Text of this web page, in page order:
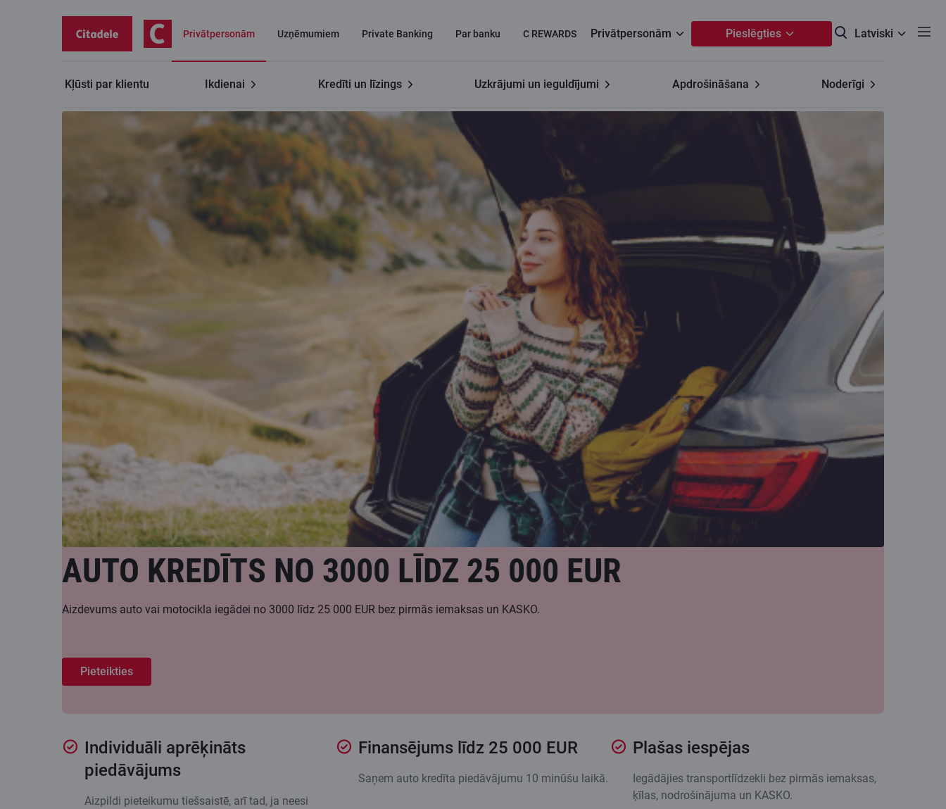
Privātpersonām Uzņēmumiem Private Banking Par banku C REWARDS Privātpersonām Pieslēgties Latviski
Kļūsti par klientu Ikdienai Kredīti un līzings Uzkrājumi un ieguldījumi Apdrošināšana Noderīgi
AUTO KREDĪTS NO 3000 LĪDZ 25 000 EUR
Aizdevums auto vai motocikla iegādei no 3000 līdz 25 000 EUR bez pirmās iemaksas un KASKO.
Pieteikties
Individuāli aprēķināts
piedāvājums
Aizpildi pieteikumu tiešsaistē, arī tad, ja neesi
Finansējums līdz 25 000 EUR
Saņem auto kredīta piedāvājumu 10 minūšu laikā.
Plašas iespējas
Iegādājies transportlīdzekli bez pirmās iemaksas,
ķīlas, nodrošinājuma un KASKO.